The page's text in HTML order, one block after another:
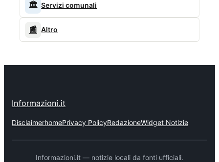
🏛️ Servizi comunali
📰 Altro
Informazioni.it
DisclaimerhomePrivacy PolicyRedazioneWidget Notizie
Informazioni.it — notizie locali da fonti ufficiali.